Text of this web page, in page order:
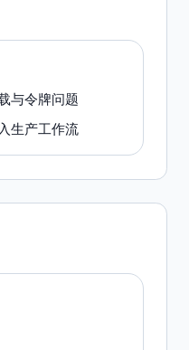
与令牌问题
生产工作流